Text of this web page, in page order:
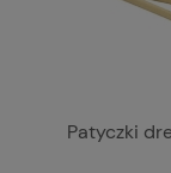
Patyczki